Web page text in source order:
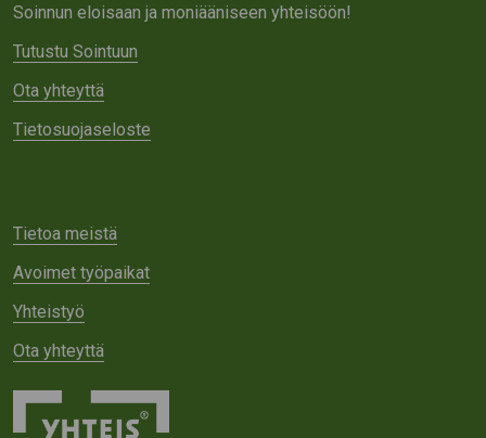
Soinnun eloisaan ja moniääniseen yhteisöön!
Tutustu Sointuun
Ota yhteyttä
Tietosuojaseloste
Tietoa meistä
Avoimet työpaikat
Yhteistyö
Ota yhteyttä